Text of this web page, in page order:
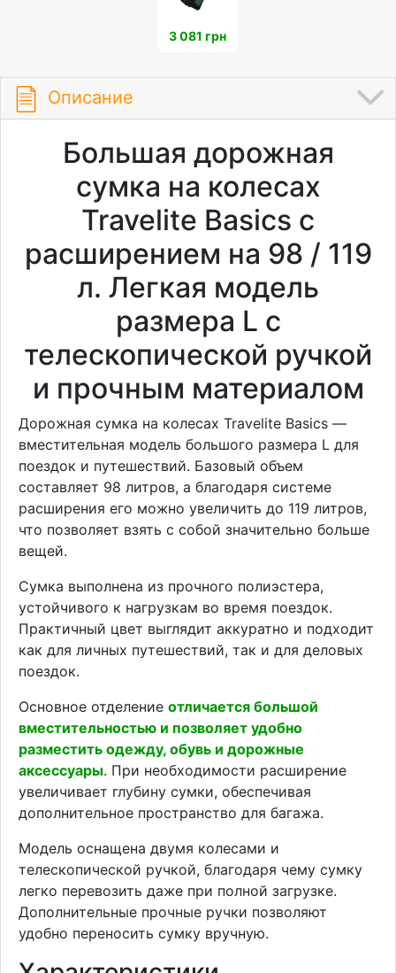
3 081 грн
Описание
Большая дорожная
сумка на колесах
Travelite Basics с
расширением на 98 / 119
л. Легкая модель
размера L с
телескопической ручкой
и прочным материалом
Дорожная сумка на колесах Travelite Basics —
вместительная модель большого размера L для
поездок и путешествий. Базовый объем
составляет 98 литров, а благодаря системе
расширения его можно увеличить до 119 литров,
что позволяет взять с собой значительно больше
вещей.
Сумка выполнена из прочного полиэстера,
устойчивого к нагрузкам во время поездок.
Практичный цвет выглядит аккуратно и подходит
как для личных путешествий, так и для деловых
поездок.
Основное отделение отличается большой
вместительностью и позволяет удобно
разместить одежду, обувь и дорожные
аксессуары. При необходимости расширение
увеличивает глубину сумки, обеспечивая
дополнительное пространство для багажа.
Модель оснащена двумя колесами и
телескопической ручкой, благодаря чему сумку
легко перевозить даже при полной загрузке.
Дополнительные прочные ручки позволяют
удобно переносить сумку вручную.